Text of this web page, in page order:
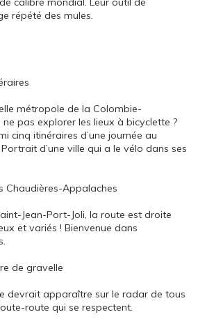
répété des mules.
métropole de la Colombie-
pas explorer les lieux à bicyclette ?
cinq itinéraires d’une journée au
d’une ville qui a le vélo dans ses
Chaudières-Appalaches
Jean-Port-Joli, la route est droite
et variés ! Bienvenue dans
de gravelle
devrait apparaître sur le radar de tous
route qui se respectent.